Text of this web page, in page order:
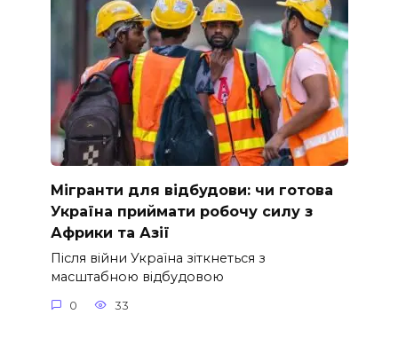
Мігранти для відбудови: чи готова
Україна приймати робочу силу з
Африки та Азії
Після війни Україна зіткнеться з
масштабною відбудовою
0 33